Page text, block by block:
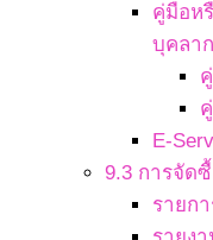
คู่มือห
บุคลา
E-
9.3 การจัด
รายก